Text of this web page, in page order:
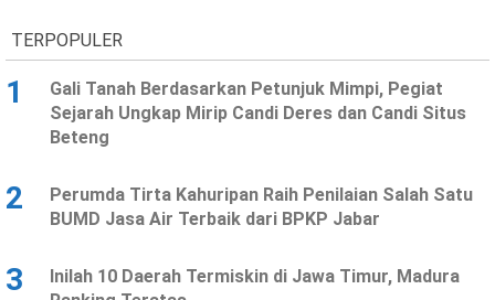
TERPOPULER
1
Gali Tanah Berdasarkan Petunjuk Mimpi, Pegiat
Sejarah Ungkap Mirip Candi Deres dan Candi Situs
Beteng
2
Perumda Tirta Kahuripan Raih Penilaian Salah Satu
BUMD Jasa Air Terbaik dari BPKP Jabar
3
Inilah 10 Daerah Termiskin di Jawa Timur, Madura